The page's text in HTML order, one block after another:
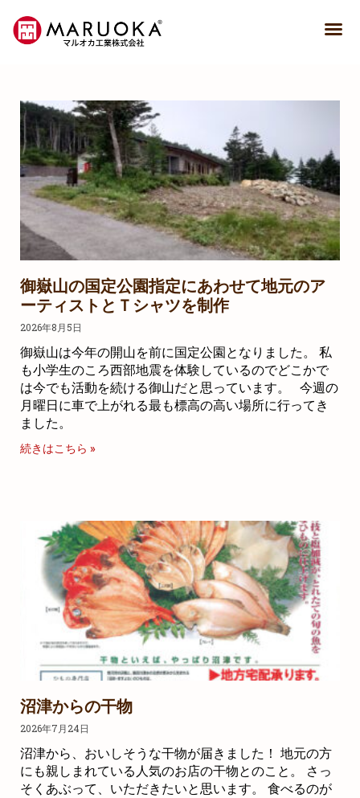
御嶽山の国定公園指定にあわせて地元のア
ーティストとＴシャツを制作
2026年8月5日
御嶽山は今年の開山を前に国定公園となりました。 私
も小学生のころ西部地震を体験しているのでどこかで
は今でも活動を続ける御山だと思っています。 今週の
月曜日に車で上がれる最も標高の高い場所に行ってき
ました。
続きはこちら »
沼津からの干物
2026年7月24日
沼津から、おいしそうな干物が届きました！ 地元の方
にも親しまれている人気のお店の干物とのこと。 さっ
そくあぶって、いただきたいと思います。 食べるのが